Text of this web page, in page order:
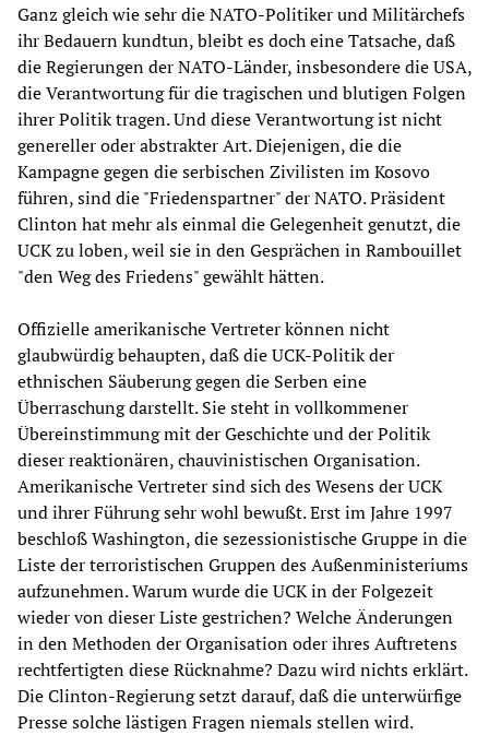
Ganz gleich wie sehr die NATO-Politiker und Militärchefs
ihr Bedauern kundtun, bleibt es doch eine Tatsache, daß
die Regierungen der NATO-Länder, insbesondere die USA,
die Verantwortung für die tragischen und blutigen Folgen
ihrer Politik tragen. Und diese Verantwortung ist nicht
genereller oder abstrakter Art. Diejenigen, die die
Kampagne gegen die serbischen Zivilisten im Kosovo
führen, sind die "Friedenspartner" der NATO. Präsident
Clinton hat mehr als einmal die Gelegenheit genutzt, die
UCK zu loben, weil sie in den Gesprächen in Rambouillet
"den Weg des Friedens" gewählt hätten.
Offizielle amerikanische Vertreter können nicht
glaubwürdig behaupten, daß die UCK-Politik der
ethnischen Säuberung gegen die Serben eine
Überraschung darstellt. Sie steht in vollkommener
Übereinstimmung mit der Geschichte und der Politik
dieser reaktionären, chauvinistischen Organisation.
Amerikanische Vertreter sind sich des Wesens der UCK
und ihrer Führung sehr wohl bewußt. Erst im Jahre 1997
beschloß Washington, die sezessionistische Gruppe in die
Liste der terroristischen Gruppen des Außenministeriums
aufzunehmen. Warum wurde die UCK in der Folgezeit
wieder von dieser Liste gestrichen? Welche Änderungen
in den Methoden der Organisation oder ihres Auftretens
rechtfertigten diese Rücknahme? Dazu wird nichts erklärt.
Die Clinton-Regierung setzt darauf, daß die unterwürfige
Presse solche lästigen Fragen niemals stellen wird.